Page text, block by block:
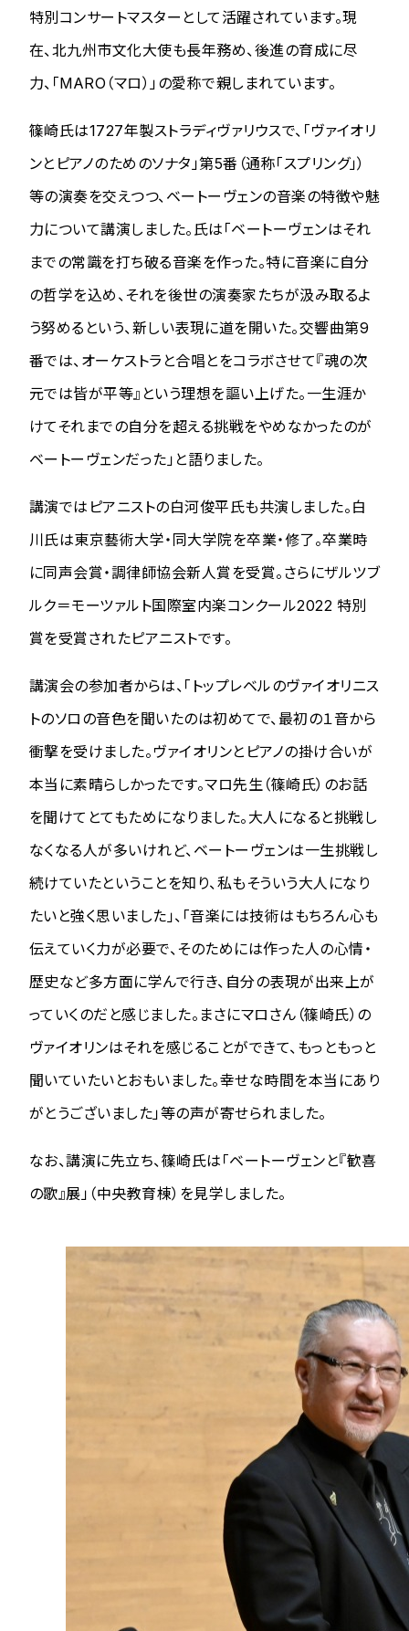
特別コンサートマスターとして活躍されています。現
在、北九州市文化大使も長年務め、後進の育成に尽
力、「MARO（マロ）」の愛称で親しまれています。
篠崎氏は1727年製ストラディヴァリウスで、「ヴァイオリ
ンとピアノのためのソナタ」第5番（通称「スプリング」）
等の演奏を交えつつ、ベートーヴェンの音楽の特徴や魅
力について講演しました。氏は「ベートーヴェンはそれ
までの常識を打ち破る音楽を作った。特に音楽に自分
の哲学を込め、それを後世の演奏家たちが汲み取るよ
う努めるという、新しい表現に道を開いた。交響曲第9
番では、オーケストラと合唱とをコラボさせて『魂の次
元では皆が平等』という理想を謳い上げた。一生涯か
けてそれまでの自分を超える挑戦をやめなかったのが
ベートーヴェンだった」と語りました。
講演ではピアニストの白河俊平氏も共演しました。白
川氏は東京藝術大学・同大学院を卒業・修了。卒業時
に同声会賞・調律師協会新人賞を受賞。さらにザルツブ
ルク＝モーツァルト国際室内楽コンクール2022 特別
賞を受賞されたピアニストです。
講演会の参加者からは、「トップレベルのヴァイオリニス
トのソロの音色を聞いたのは初めてで、最初の１音から
衝撃を受けました。ヴァイオリンとピアノの掛け合いが
本当に素晴らしかったです。マロ先生（篠崎氏）のお話
を聞けてとてもためになりました。大人になると挑戦し
なくなる人が多いけれど、ベートーヴェンは一生挑戦し
続けていたということを知り、私もそういう大人になり
たいと強く思いました」、「音楽には技術はもちろん心も
伝えていく力が必要で、そのためには作った人の心情・
歴史など多方面に学んで行き、自分の表現が出来上が
っていくのだと感じました。まさにマロさん（篠崎氏）の
ヴァイオリンはそれを感じることができて、もっともっと
聞いていたいとおもいました。幸せな時間を本当にあり
がとうございました」等の声が寄せられました。
なお、講演に先立ち、篠崎氏は「ベートーヴェンと『歓喜
の歌』展」（中央教育棟）を見学しました。